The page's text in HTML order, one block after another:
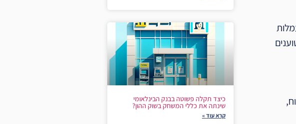
שלא לשלם עמלות
כיצד תקלה פשוטה בבנק הבינלאומי
שינתה את כללי המשחק בשוק ההון?
קרא עוד »